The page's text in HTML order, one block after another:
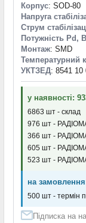
Корпус: SOD-80
Напруга
Струм
Потужність Pd,
Монтаж: SMD
Температурний
УКТЗЕД: 8541 10
у наявності:
6863 шт - склад
976 шт -
366 шт -
605 шт -
523 шт -
на
500 шт - термін
Підписка на